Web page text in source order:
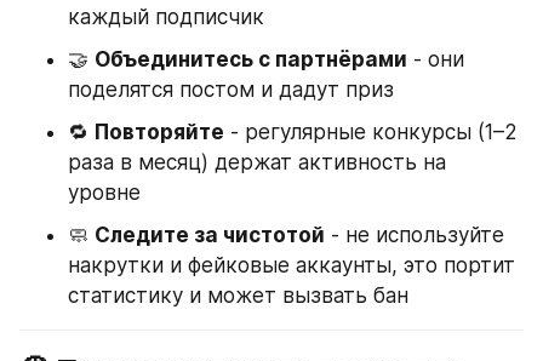
каждый подписчик
🤝 Объединитесь с партнёрами - они
поделятся постом и дадут приз
🔁 Повторяйте - регулярные конкурсы (1–2
раза в месяц) держат активность на
уровне
🧼 Следите за чистотой - не используйте
накрутки и фейковые аккаунты, это портит
статистику и может вызвать бан